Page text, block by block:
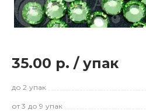
35.00 р. / упак
до 2 упак
от 3 до 9 упак